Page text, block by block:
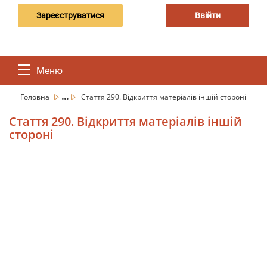
Зареєструватися Ввійти
Меню
Головна ... Стаття 290. Відкриття матеріалів іншій стороні
Стаття 290. Відкриття матеріалів іншій
стороні